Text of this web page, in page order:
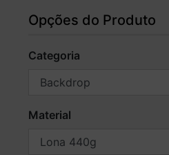
Opções do Produto
Categoria
Material